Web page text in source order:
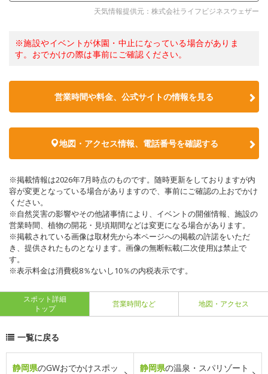
天気情報提供元：株式会社ライフビジネスウェザー
※施設やイベントが休園・中止になっている場合がありま
す。おでかけの際は事前にご確認ください。
営業時間や料金、公式サイトの情報を見る
地図・アクセス情報、電話番号を確認する
※掲載情報は2026年7月時点のものです。随時更新をしておりますが内
容が変更となっている場合がありますので、事前にご確認の上おでかけ
ください。
※自然災害の影響やその他諸事情により、イベントの開催情報、施設の
営業時間、植物の開花・見頃期間などは変更になる場合があります。
※掲載されている画像は取材先から本ページへの掲載の許諾をいただ
き、提供されたものとなります。画像の無断転載(二次使用)は禁止で
す。
※表示料金は消費税8％ないし10％の内税表示です。
スポット詳細
トップ
営業時間など 地図・アクセス
一覧に戻る
静岡県のGWおでかけスポッ
静岡県の温泉・スパリゾート